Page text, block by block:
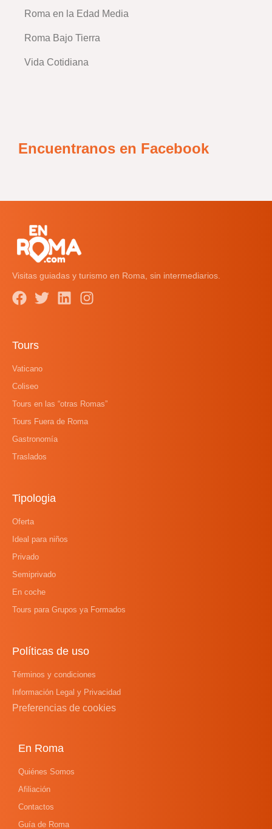
Roma en la Edad Media
Roma Bajo Tierra
Vida Cotidiana
Encuentranos en Facebook
Visitas guiadas y turismo en Roma, sin intermediarios.
Tours
Vaticano
Coliseo
Tours en las “otras Romas”
Tours Fuera de Roma
Gastronomía
Traslados
Tipologia
Oferta
Ideal para niños
Privado
Semiprivado
En coche
Tours para Grupos ya Formados
Políticas de uso
Términos y condiciones
Información Legal y Privacidad
Preferencias de cookies
En Roma
Quiénes Somos
Afiliación
Contactos
Guía de Roma